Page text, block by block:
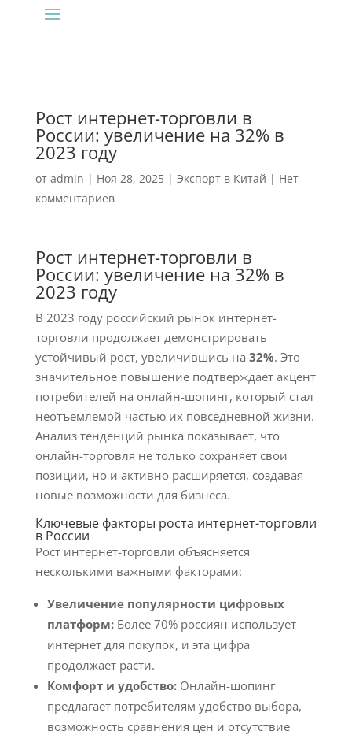
Рост интернет-торговли в
России: увеличение на 32% в
2023 году
от admin | Ноя 28, 2025| Экспорт в Китай | Нет
комментариев
Рост интернет-торговли в
России: увеличение на 32% в
2023 году
В 2023 году российский рынок интернет-
торговли продолжает демонстрировать
устойчивый рост, увеличившись на 32%. Это
значительное повышение подтверждает акцент
потребителей на онлайн-шопинг, который стал
неотъемлемой частью их повседневной жизни.
Анализ тенденций рынка показывает, что
онлайн-торговля не только сохраняет свои
позиции, но и активно расширяется, создавая
новые возможности для бизнеса.
Ключевые факторы роста интернет-торговли
в России
Рост интернет-торговли объясняется
несколькими важными факторами:
Увеличение популярности цифровых
платформ:Более 70% россиян использует
интернет для покупок, и эта цифра
продолжает расти.
Комфорт и удобство:Онлайн-шопинг
предлагает потребителям удобство выбора,
возможность сравнения цен и отсутствие